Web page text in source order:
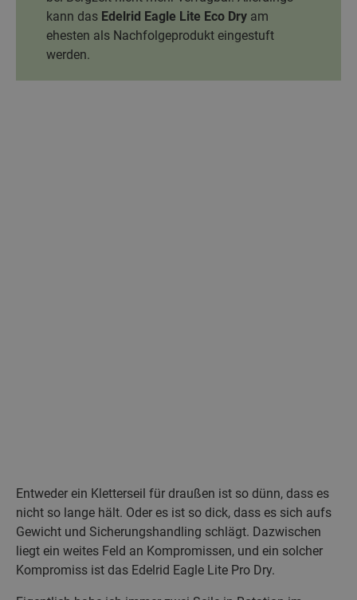
kann das Edelrid Eagle Lite Eco Dry am
ehesten als Nachfolgeprodukt eingestuft
werden.
Entweder ein Kletterseil für draußen ist so dünn, dass es
nicht so lange hält. Oder es ist so dick, dass es sich aufs
Gewicht und Sicherungshandling schlägt. Dazwischen
liegt ein weites Feld an Kompromissen, und ein solcher
Kompromiss ist das Edelrid Eagle Lite Pro Dry.